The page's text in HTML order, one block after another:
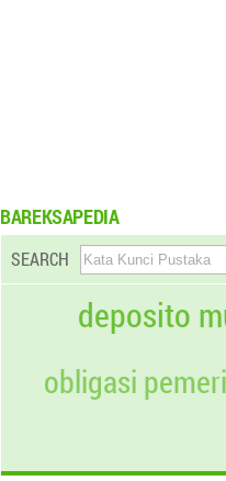
BAREKSAPEDIA
SEARCH
deposito
obligasi